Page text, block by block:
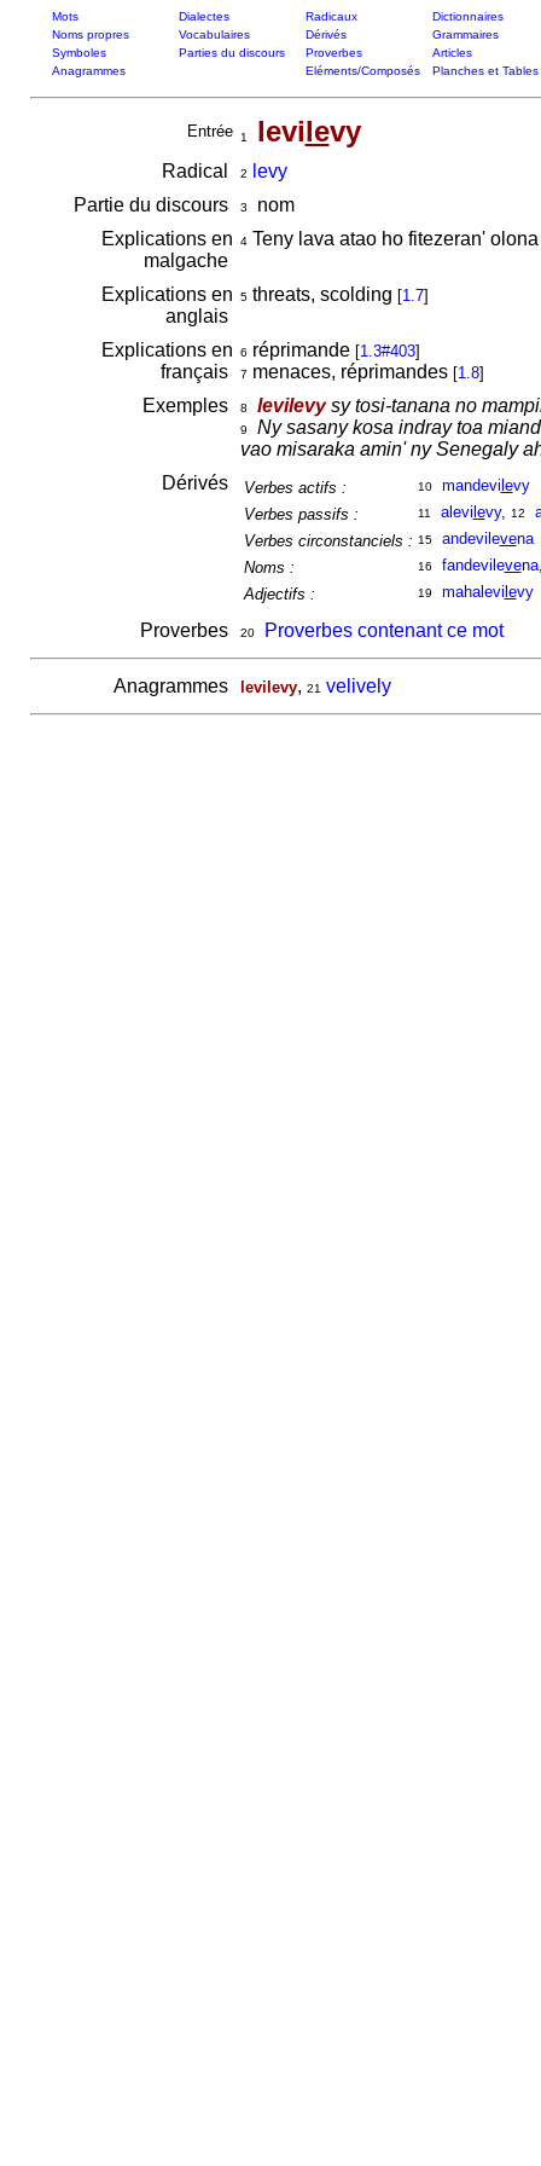
Mots Dialectes Radicaux
Dictionnaires
Noms propres
Vocabulaires Dérivés
Grammaires
Symboles
Parties du discours Proverbes
Articles
Anagrammes
Eléments/Composés Planches et Tables
Entrée 1 levilevy
Radical 2
levy
Partie du discours
3
nom
Explications en
malgache
4Teny lava atao ho fitezeran'
Explications en
anglais
5threats, scolding [1.7]
Explications en
français
6 réprimande [1.3#403]
7 menaces, réprimandes [1.8]
Exemples 8 levilevysy tosi-tanana no
9
Ny sasany kosa indray toa
vao misaraka amin' ny Senegaly
Dérivés
Verbes actifs : 10 mandevi levy
Verbes passifs :
11 alevi levy, 12
Verbes circonstanciels : 15 andevilevena
Noms :
16 fandevilevena
Adjectifs :
19 mahalevi levy
Proverbes 20 Proverbes contenant ce mot
Anagrammes levilevy, 21 velively